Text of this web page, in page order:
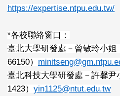
https://expertise.ntpu.edu.tw/
*各校聯絡窗口：
臺北大學研發處－曾敏玲小姐
66150）
臺北科技大學研發處－許馨尹
1423） yin1125@ntut.edu.tw